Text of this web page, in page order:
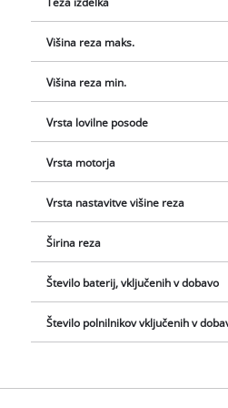
Višina reza maks.
Višina reza min.
Vrsta lovilne posode
Vrsta motorja
Vrsta nastavitve višine reza
Širina reza
Število baterij, vključenih v dobavo
Število polnilnikov vključenih v